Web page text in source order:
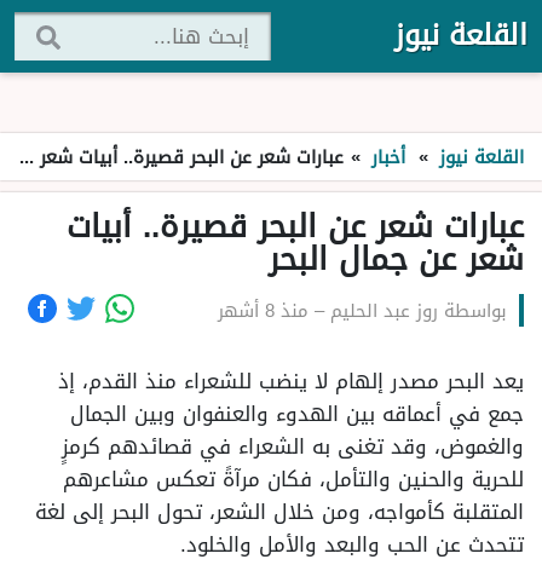
القلعة نيوز
القلعة نيوز » أخبار » عبارات شعر عن البحر قصيرة.. أبيات شعر عن جمال البحر
عبارات شعر عن البحر قصيرة.. أبيات
شعر عن جمال البحر
بواسطة روز عبد الحليم– منذ 8 أشهر
يعد البحر مصدر إلهام لا ينضب للشعراء منذ القدم، إذ
جمع في أعماقه بين الهدوء والعنفوان وبين الجمال
والغموض، وقد تغنى به الشعراء في قصائدهم كرمزٍ
للحرية والحنين والتأمل، فكان مرآةً تعكس مشاعرهم
المتقلبة كأمواجه، ومن خلال الشعر، تحول البحر إلى لغة
تتحدث عن الحب والبعد والأمل والخلود.